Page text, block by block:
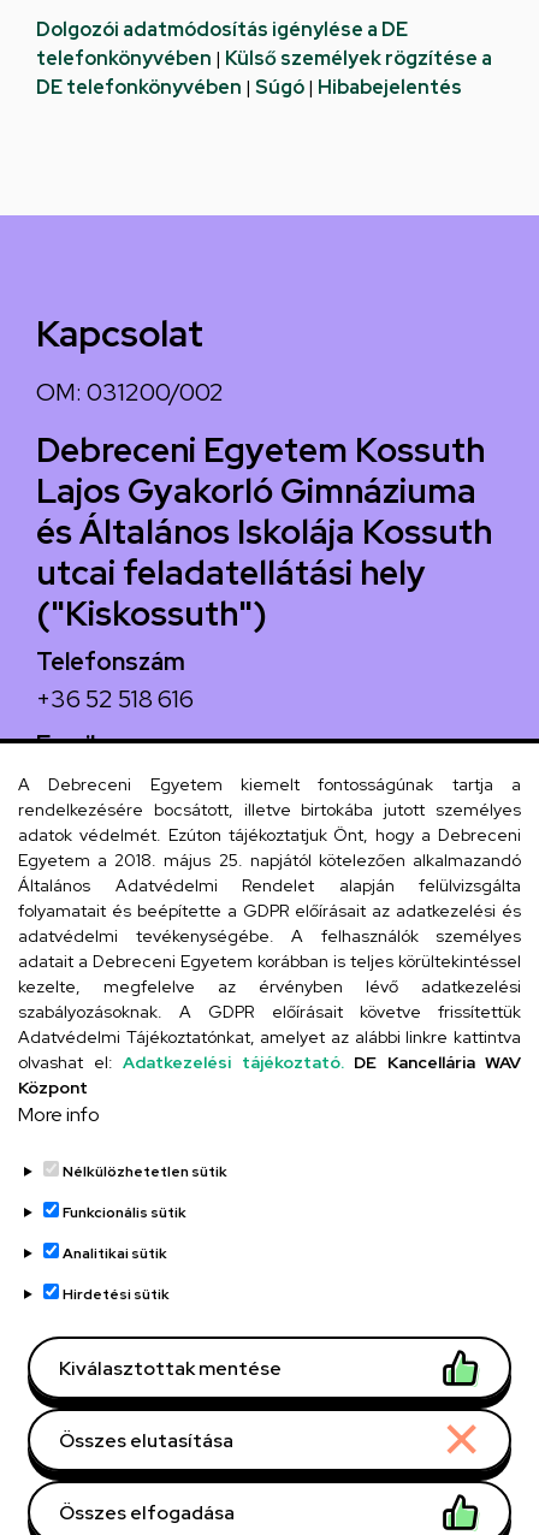
Dolgozói adatmódosítás igénylése a DE
telefonkönyvében | Külső személyek rögzítése a
DE telefonkönyvében | Súgó| Hibabejelentés
Kapcsolat
OM: 031200/002
Debreceni Egyetem Kossuth
Lajos Gyakorló Gimnáziuma
és Általános Iskolája Kossuth
utcai feladatellátási hely
("Kiskossuth")
Telefonszám
+36 52 518 616
Email
iskola@kossuth-alt.unideb.hu
Cím
4024 Debrecen, Kossuth utca 33.
Szervezeti telefonkönyv
UD telefonkönyv
Adatvédelem
Adatvédelem
Régi oldal
Technikai információk
Copyright © 2026 Unideb
A Debreceni Egyetem kiemelt fontosságúnak tartja a
rendelkezésére bocsátott, illetve birtokába jutott személyes
adatok védelmét. Ezúton tájékoztatjuk Önt, hogy a Debreceni
Egyetem a 2018. május 25. napjától kötelezően alkalmazandó
Általános Adatvédelmi Rendelet alapján felülvizsgálta
folyamatait és beépítette a GDPR előírásait az adatkezelési és
adatvédelmi tevékenységébe. A felhasználók személyes
adatait a Debreceni Egyetem korábban is teljes körültekintéssel
kezelte, megfelelve az érvényben lévő adatkezelési
szabályozásoknak. A GDPR előírásait követve frissítettük
Adatvédelmi Tájékoztatónkat, amelyet az alábbi linkre kattintva
olvashat el: Adatkezelési tájékoztató. DE Kancellária WAV
Központ
More info
Nélkülözhetetlen sütik
Funkcionális sütik
Analitikai sütik
Hirdetési sütik
Kiválasztottak mentése
Összes elutasítása
Összes elfogadása